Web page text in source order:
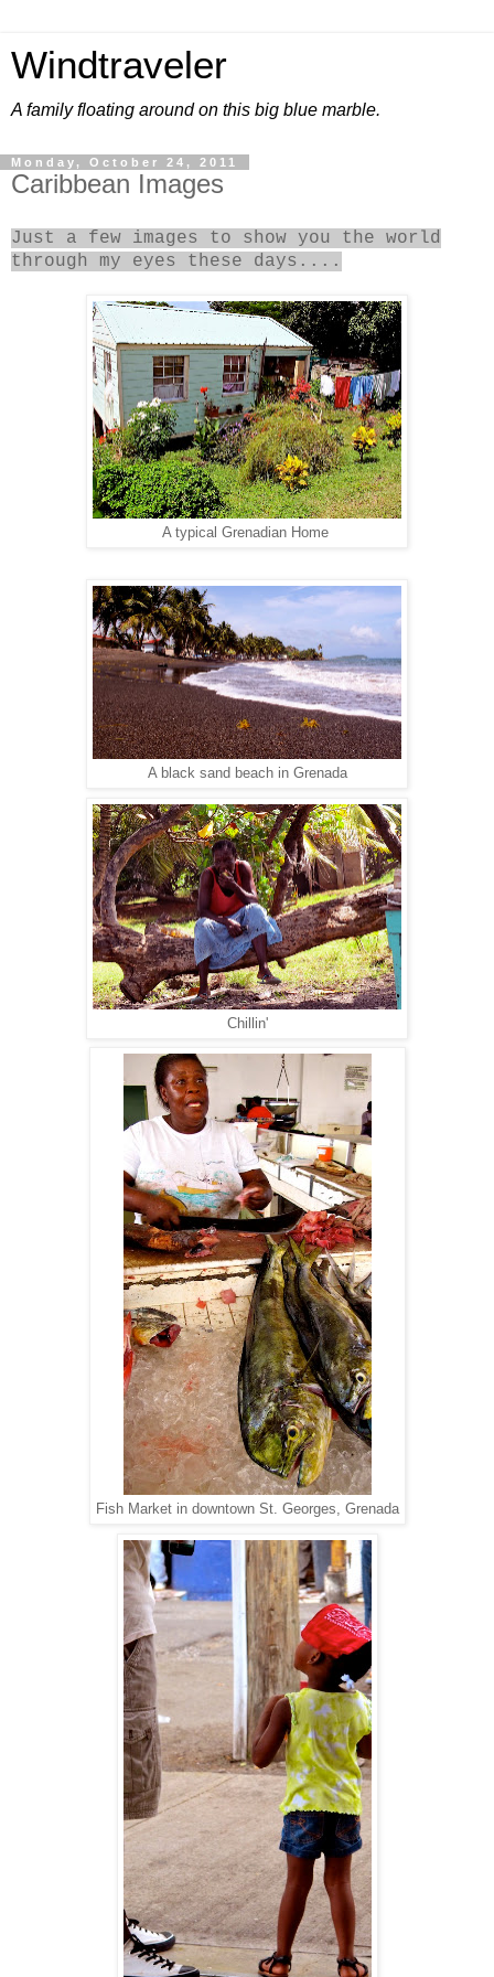
Windtraveler
A family floating around on this big blue marble.
Monday, October 24, 2011
Caribbean Images
Just a few images to show you the world
through my eyes these days....
A typical Grenadian Home
A black sand beach in Grenada
Chillin'
Fish Market in downtown St. Georges, Grenada